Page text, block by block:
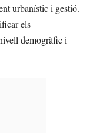
urbanístic i gestió.
els
demogràfic i